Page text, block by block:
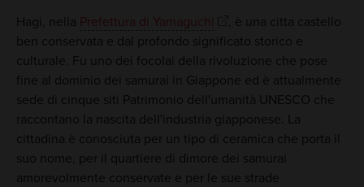
Hagi, nella Prefettura di Yamaguchi
, è una citta castello
ben conservata e dal profondo significato storico e
culturale. Fu uno dei focolai della rivoluzione che pose
fine al dominio dei samurai in Giappone ed è attualmente
sede di cinque siti Patrimonio dell'umanità UNESCO che
raccontano la nascita dell'industria giapponese. La
cittadina è conosciuta per un tipo di ceramica che porta il
suo nome, per il quartiere di dimore dei samurai
amorevolmente conservate e per le sue strade